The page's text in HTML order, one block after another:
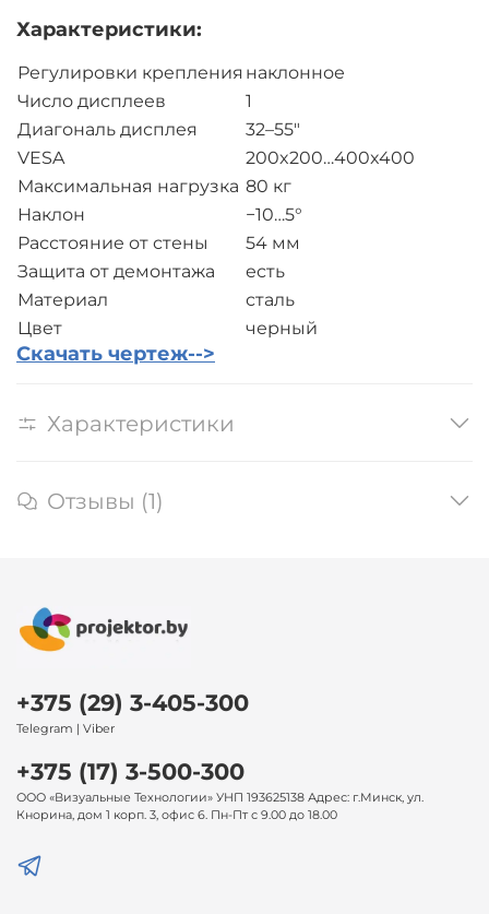
Характеристики:
Регулировки крепления наклонное
Число дисплеев
1
Диагональ дисплея
32–55″
VESA
200x200…400x400
Максимальная нагрузка 80 кг
Наклон
−10…5°
Расстояние от стены
54 мм
Защита от демонтажа
есть
Материал
сталь
Цвет
черный
Скачать чертеж-->
Характеристики
Отзывы (1)
+375 (29) 3-405-300
Telegram | Viber
+375 (17) 3-500-300
ООО «Визуальные Технологии» УНП 193625138 Адрес: г.Минск, ул.
Кнорина, дом 1 корп. 3, офис 6. Пн-Пт с 9.00 до 18.00